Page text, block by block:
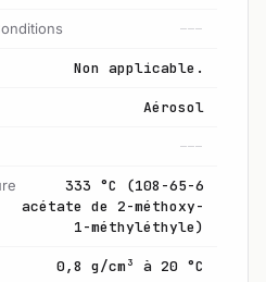
---
Non applicable.
Aérosol
---
333 °C (108-65-6
acétate de 2-méthoxy-
1-méthyléthyle)
0,8 g/cm³ à 20 °C